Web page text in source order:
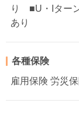
り ■U・Iター
あり
各種保険
雇用保険 労災